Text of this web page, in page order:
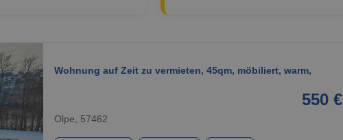
Wohnung auf Zeit zu vermieten, 45qm, möbiliert, warm,
550 €
Olpe, 57462